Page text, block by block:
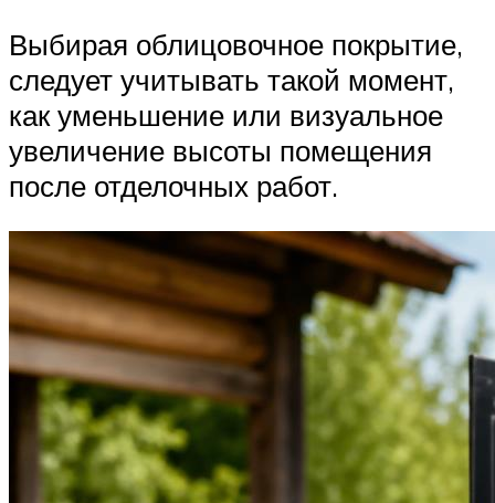
Выбирая облицовочное покрытие,
следует учитывать такой момент,
как уменьшение или визуальное
увеличение высоты помещения
после отделочных работ.